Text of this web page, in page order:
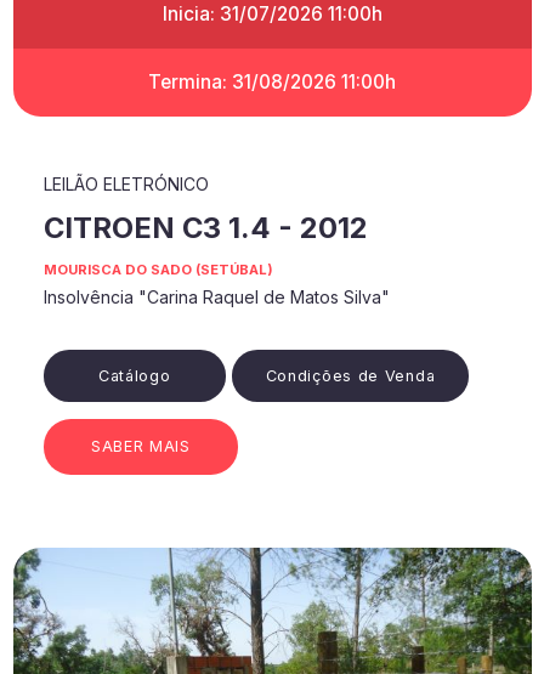
Inicia: 31/07/2026 11:00h
Termina: 31/08/2026 11:00h
LEILÃO ELETRÓNICO
CITROEN C3 1.4 - 2012
MOURISCA DO SADO (SETÚBAL)
Insolvência "Carina Raquel de Matos Silva"
Catálogo Condições de Venda
SABER MAIS